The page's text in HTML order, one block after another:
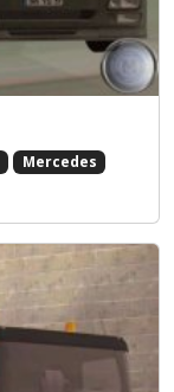
Mercedes